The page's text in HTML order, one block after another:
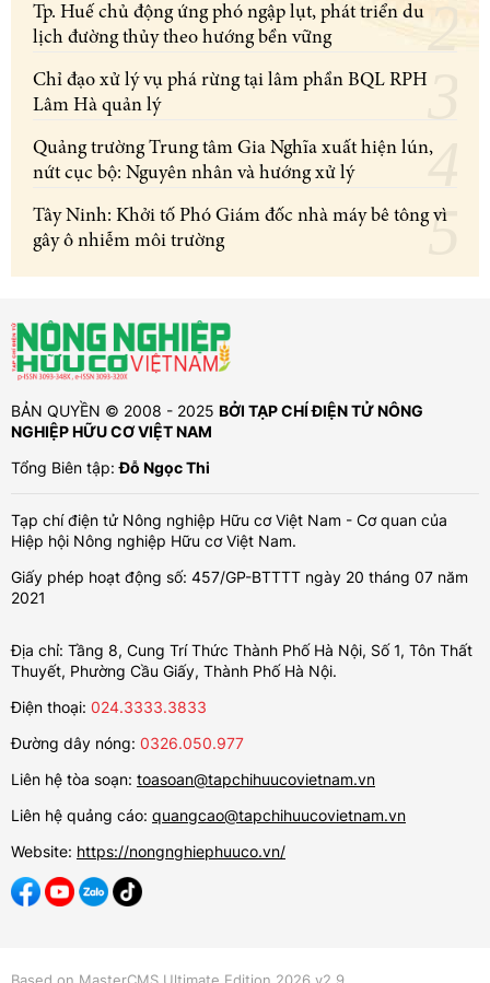
Tp. Huế chủ động ứng phó ngập lụt, phát triển du
lịch đường thủy theo hướng bền vững
Chỉ đạo xử lý vụ phá rừng tại lâm phần BQL RPH
Lâm Hà quản lý
Quảng trường Trung tâm Gia Nghĩa xuất hiện lún,
nứt cục bộ: Nguyên nhân và hướng xử lý
Tây Ninh: Khởi tố Phó Giám đốc nhà máy bê tông vì
gây ô nhiễm môi trường
BẢN QUYỀN © 2008 - 2025 BỞI TẠP CHÍ ĐIỆN TỬ NÔNG
NGHIỆP HỮU CƠ VIỆT NAM
Tổng Biên tập:Đỗ Ngọc Thi
Tạp chí điện tử Nông nghiệp Hữu cơ Việt Nam - Cơ quan của
Hiệp hội Nông nghiệp Hữu cơ Việt Nam.
Giấy phép hoạt động số: 457/GP-BTTTT ngày 20 tháng 07 năm
2021
Địa chỉ: Tầng 8, Cung Trí Thức Thành Phố Hà Nội, Số 1, Tôn Thất
Thuyết, Phường Cầu Giấy, Thành Phố Hà Nội.
Điện thoại: 024.3333.3833
Đường dây nóng: 0326.050.977
Liên hệ tòa soạn: toasoan@tapchihuucovietnam.vn
Liên hệ quảng cáo: quangcao@tapchihuucovietnam.vn
Website: https://nongnghiephuuco.vn/
Based on MasterCMS Ultimate Edition 2026 v2.9